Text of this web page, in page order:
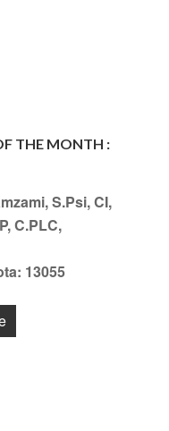
THE MONTH :
S.Psi, CI,
C.PLC,
13055